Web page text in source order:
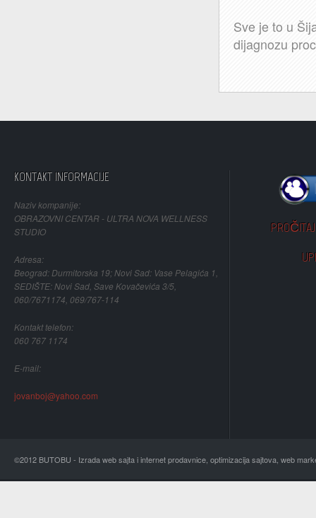
Sve je to u
dijagnozu
KONTAKT INFORMACIJE
Naziv kompanije:
OBRAZOVNI CENTAR - ULTRA NOVA WELLNESS
STUDIO
Adresa:
Beograd: Durmitorska 19; Novi Sad: Vase Pelagića 1,
SEDIŠTE: Novi Sad, Save Kovačevića 3/5,
060/7671174, 069/767-114
Kontakt telefon:
060 767 1174
E-mail:
jovanboj@yahoo.com
©2012 BUTOBU - Izrada web sajta i internet prodavnice, optimizacija sajtova, web